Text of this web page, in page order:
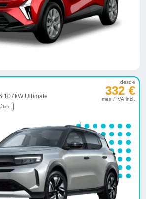
107kW Ultimate
desde
332 €
mes / IVA incl.